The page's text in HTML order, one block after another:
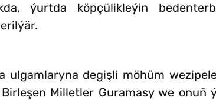
ýurtda köpçülikleýin
ulgamlaryna degişli möhüm
Milletler Guramasy we onuň